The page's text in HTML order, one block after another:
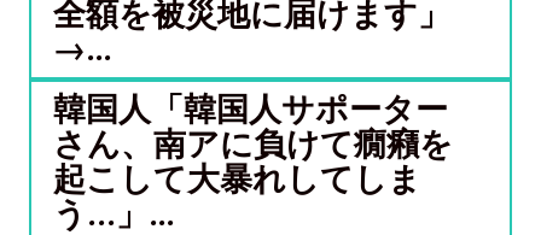
全額を被災地に届けます」
→...
韓国人「韓国人サポーター
さん、南アに負けて癇癪を
起こして大暴れしてしま
う…」...